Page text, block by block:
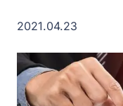
2021.04.23